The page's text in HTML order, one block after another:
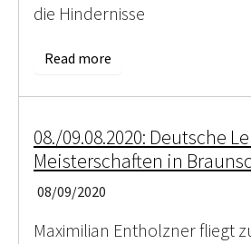
die Hindernisse
Read more
08./09.08.2020: Deutsche
Meisterschaften in
08/09/2020
Maximilian Entholzner fliegt